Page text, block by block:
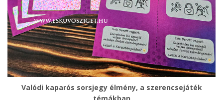
Valódi kaparós sorsjegy élmény, a szerencsejáték